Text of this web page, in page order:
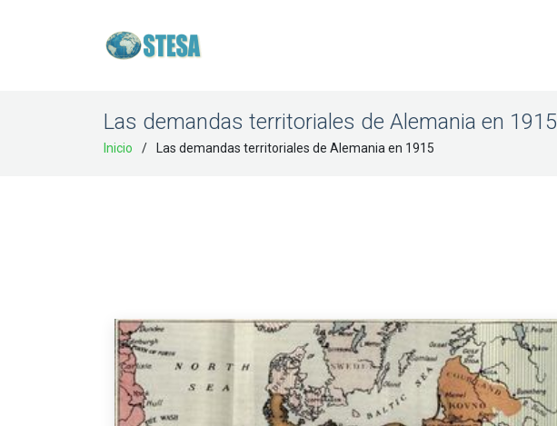
Las demandas territoriales de Alemania en 1915
Inicio Las demandas territoriales de Alemania en 1915